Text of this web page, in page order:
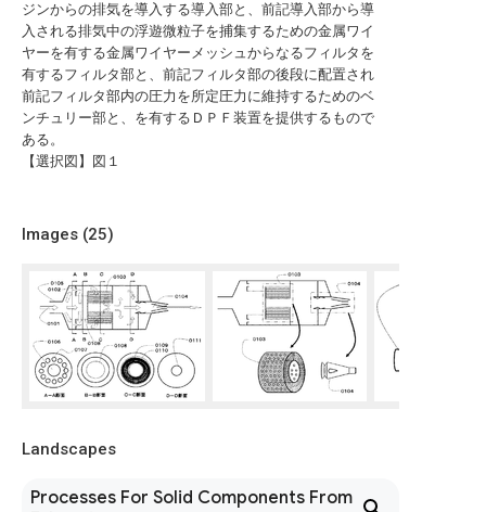
ジンからの排気を導入する導入部と、前記導入部から導
入される排気中の浮遊微粒子を捕集するための金属ワイ
ヤーを有する金属ワイヤーメッシュからなるフィルタを
有するフィルタ部と、前記フィルタ部の後段に配置され
前記フィルタ部内の圧力を所定圧力に維持するためのベ
ンチュリー部と、を有するＤＰＦ装置を提供するもので
ある。
【選択図】図１
Images (25)
Landscapes
Processes For Solid Components From